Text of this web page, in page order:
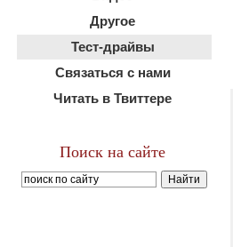
Другое
Тест-драйвы
Связаться с нами
Читать в Твиттере
Поиск на сайте